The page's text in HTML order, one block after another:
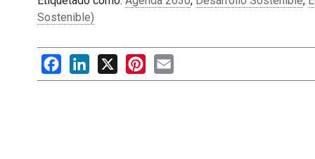
Sostenible)
FacebookLinkedIn
X PinterestEmail